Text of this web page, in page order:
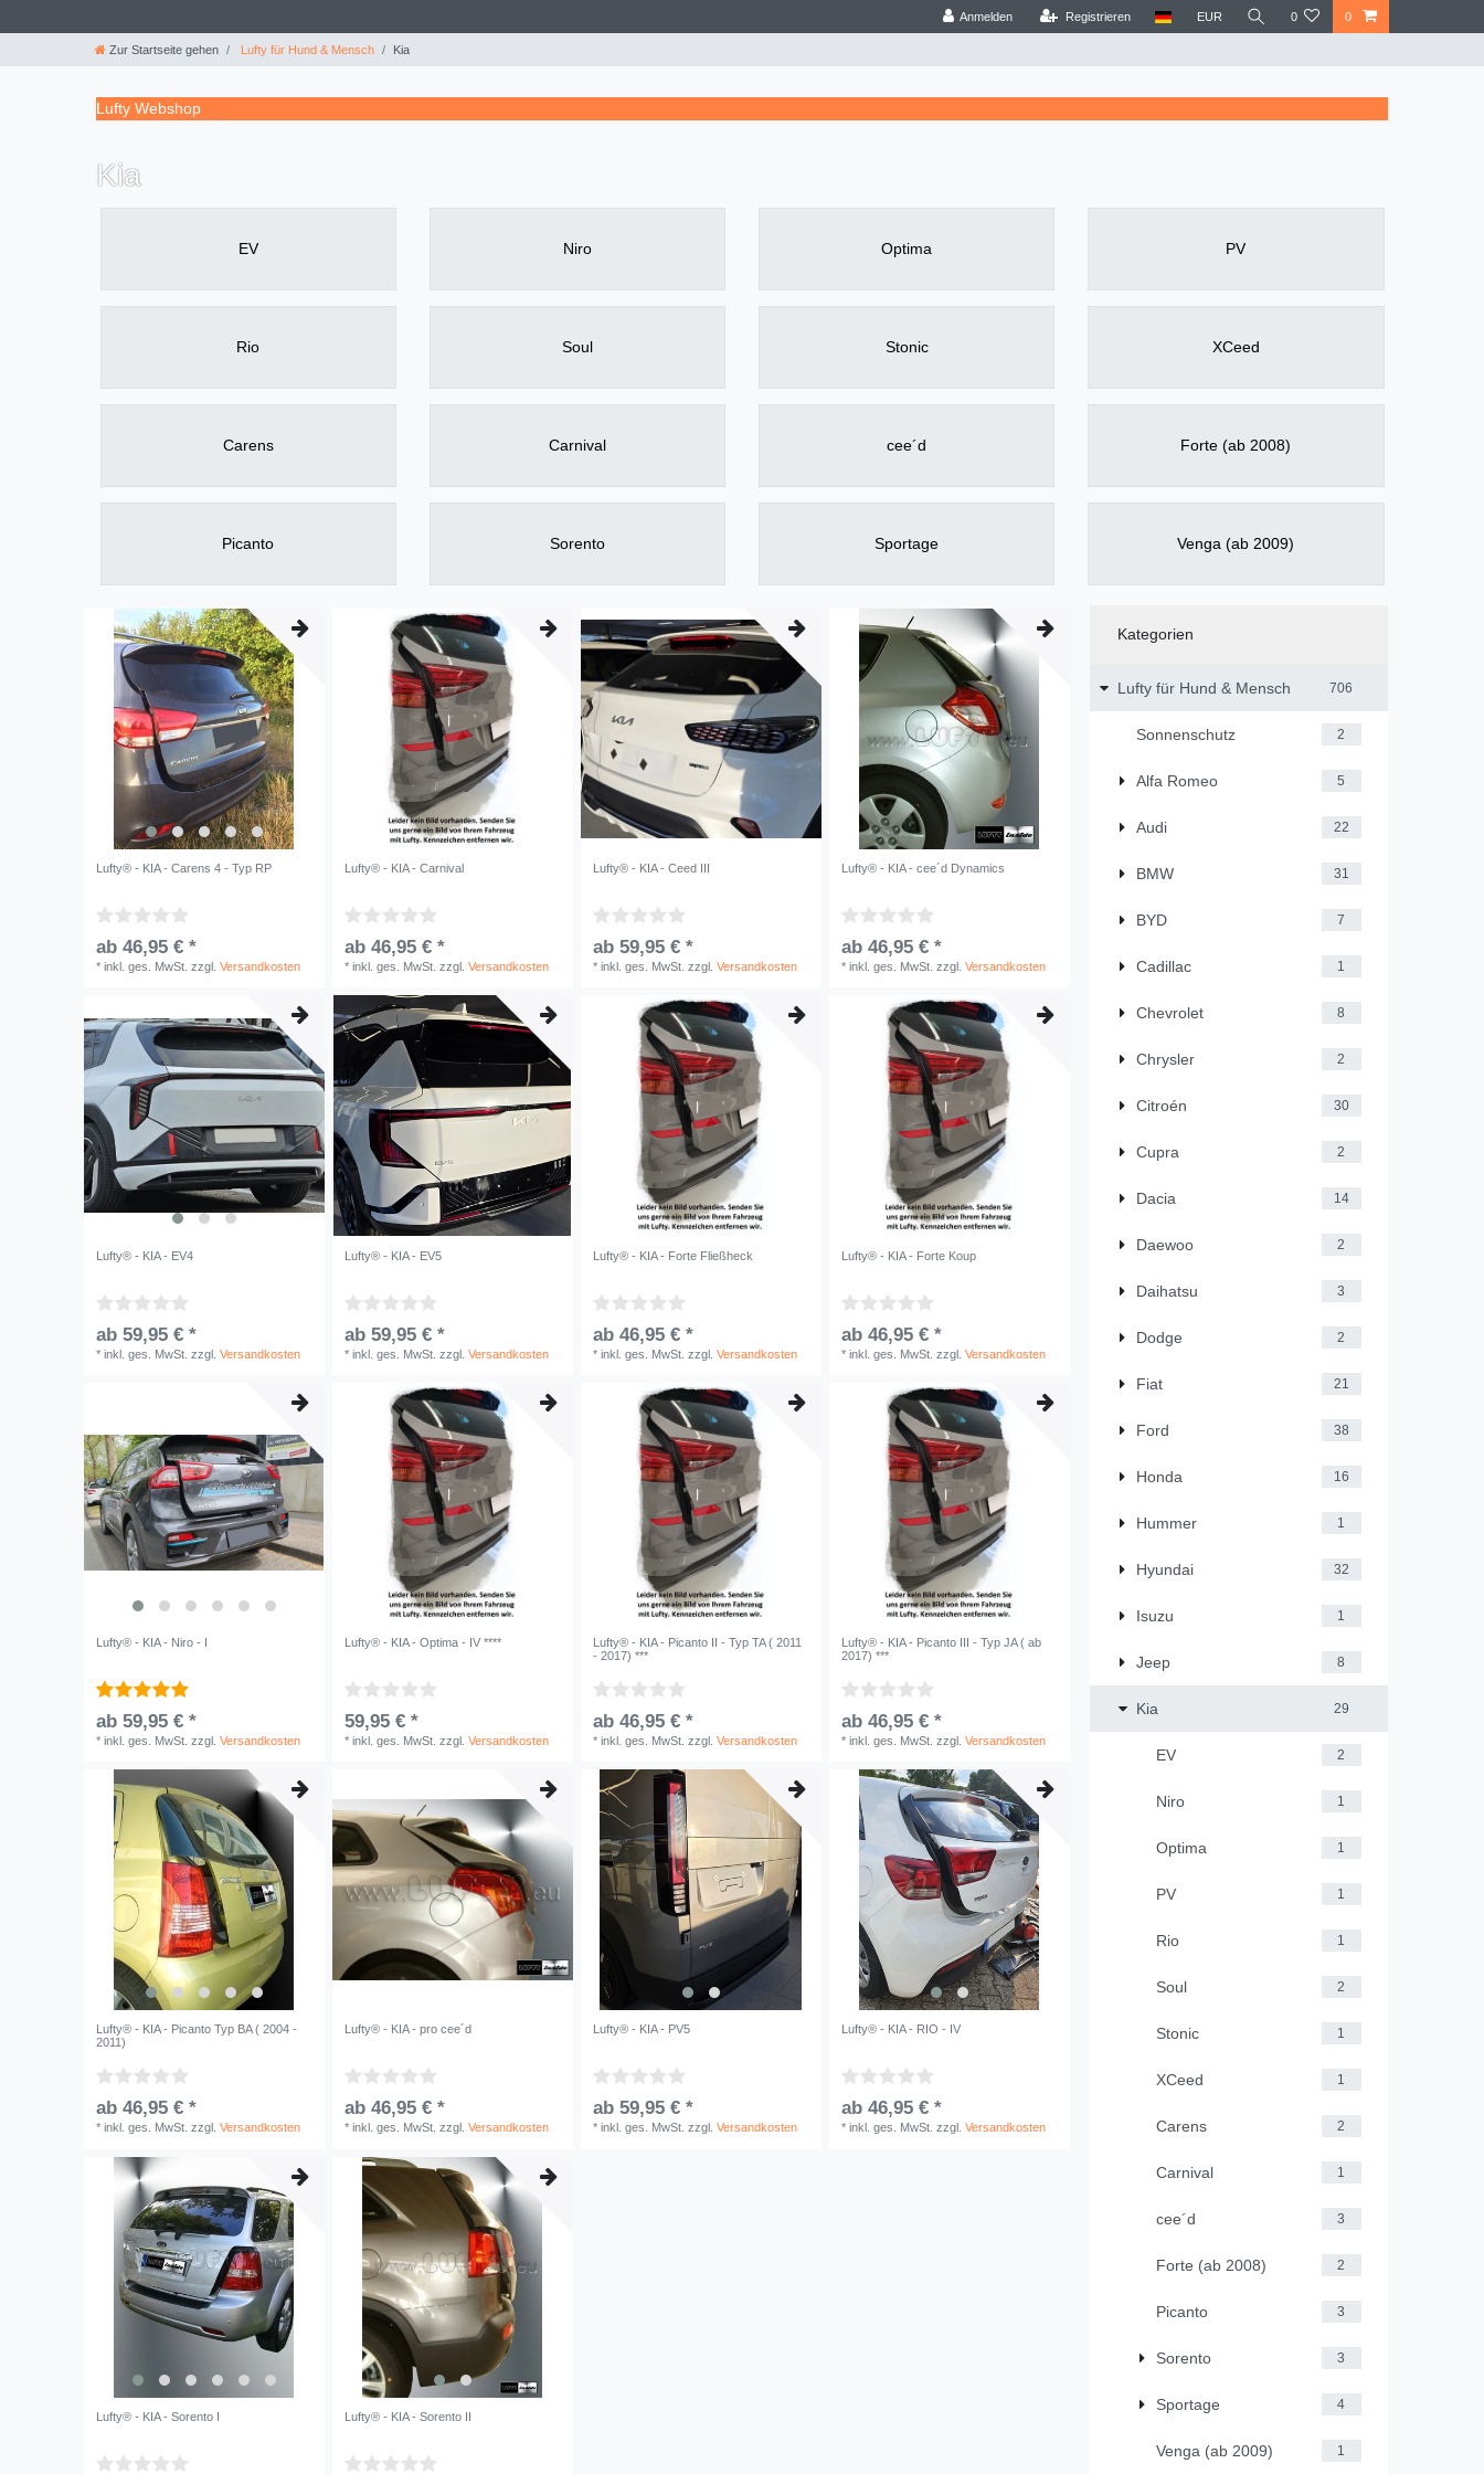
Anmelden Registrieren EUR 0 0
Zur Startseite gehen Lufty für Hund & Mensch Kia
Lufty Webshop
Kia
EV Niro Optima PV
Rio Soul Stonic XCeed
Carens Carnival cee´d Forte (ab 2008)
Picanto Sorento Sportage Venga (ab 2009)
Lufty® - KIA - Carens 4 - Typ RP
ab 46,95 € *
* inkl. ges. MwSt. zzgl. Versandkosten
Lufty® - KIA - Carnival
ab 46,95 € *
* inkl. ges. MwSt. zzgl. Versandkosten
Lufty® - KIA - Ceed III
ab 59,95 € *
* inkl. ges. MwSt. zzgl. Versandkosten
Lufty® - KIA - cee´d Dynamics
ab 46,95 € *
* inkl. ges. MwSt. zzgl. Versandkosten
Lufty® - KIA - EV4
ab 59,95 € *
* inkl. ges. MwSt. zzgl. Versandkosten
Lufty® - KIA - EV5
ab 59,95 € *
* inkl. ges. MwSt. zzgl. Versandkosten
Lufty® - KIA - Forte Fließheck
ab 46,95 € *
* inkl. ges. MwSt. zzgl. Versandkosten
Lufty® - KIA - Forte Koup
ab 46,95 € *
* inkl. ges. MwSt. zzgl. Versandkosten
Lufty® - KIA - Niro - I
ab 59,95 € *
* inkl. ges. MwSt. zzgl. Versandkosten
Lufty® - KIA - Optima - IV ****
59,95 € *
* inkl. ges. MwSt. zzgl. Versandkosten
Lufty® - KIA - Picanto II - Typ TA ( 2011
- 2017) ***
ab 46,95 € *
* inkl. ges. MwSt. zzgl. Versandkosten
Lufty® - KIA - Picanto III - Typ JA ( ab
2017) ***
ab 46,95 € *
* inkl. ges. MwSt. zzgl. Versandkosten
Lufty® - KIA - Picanto Typ BA ( 2004 -
2011)
ab 46,95 € *
* inkl. ges. MwSt. zzgl. Versandkosten
Lufty® - KIA - pro cee´d
ab 46,95 € *
* inkl. ges. MwSt. zzgl. Versandkosten
Lufty® - KIA - PV5
ab 59,95 € *
* inkl. ges. MwSt. zzgl. Versandkosten
Lufty® - KIA - RIO - IV
ab 46,95 € *
* inkl. ges. MwSt. zzgl. Versandkosten
Lufty® - KIA - Sorento I Lufty® - KIA - Sorento II
Kategorien
Lufty für Hund & Mensch 706
Sonnenschutz 2
Alfa Romeo 5
Audi 22
BMW 31
BYD 7
Cadillac 1
Chevrolet 8
Chrysler 2
Citroén 30
Cupra 2
Dacia 14
Daewoo 2
Daihatsu 3
Dodge 2
Fiat 21
Ford 38
Honda 16
Hummer 1
Hyundai 32
Isuzu 1
Jeep 8
Kia 29
EV 2
Niro 1
Optima 1
PV 1
Rio 1
Soul 2
Stonic 1
XCeed 1
Carens 2
Carnival 1
cee´d 3
Forte (ab 2008) 2
Picanto 3
Sorento 3
Sportage 4
Venga (ab 2009) 1